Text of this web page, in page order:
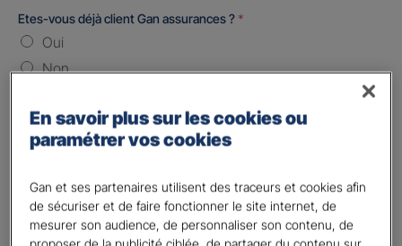
Etes-vous déjà client Gan assurances ? *
Oui
Non
Madame
Contact*
First Last
En savoir plus sur les cookies ou
paramétrer vos cookies
Gan et ses partenaires utilisent des traceurs et cookies afin
de sécuriser et de faire fonctionner le site internet, de
mesurer son audience, de personnaliser son contenu, de